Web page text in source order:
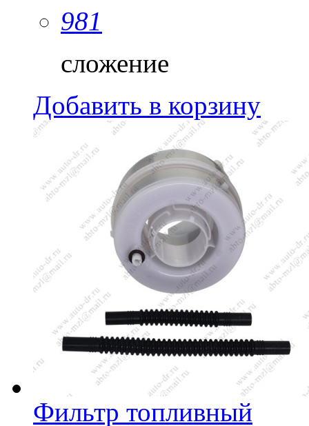
981
сложение
Добавить в корзину
Фильтр топливный